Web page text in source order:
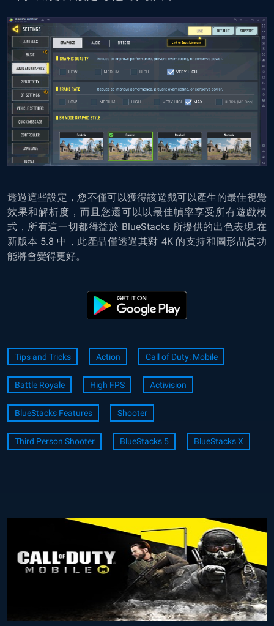
透過這些設定，您不僅可以獲得該遊戲可以產生的最佳視覺
效果和解析度，而且您還可以以最佳幀率享受所有遊戲模
式，所有這一切都得益於 BlueStacks 所提供的出色表現.在
新版本 5.8 中，此產品僅透過其對 4K 的支持和圖形品質功
能將會變得更好。
Tips and Tricks Action Call of Duty: Mobile
Battle Royale High FPS Activision
BlueStacks Features Shooter
Third Person Shooter BlueStacks 5 BlueStacks X